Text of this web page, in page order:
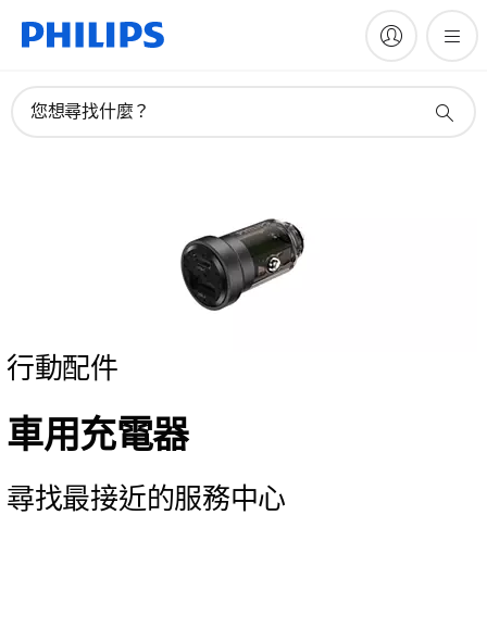
您想尋找什麼？
行動配件
車用充電器
尋找最接近的服務中心